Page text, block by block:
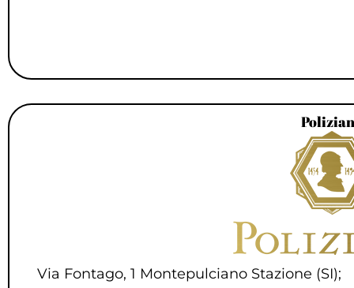
Via Fontago, 1 Montepulciano Stazione (SI);